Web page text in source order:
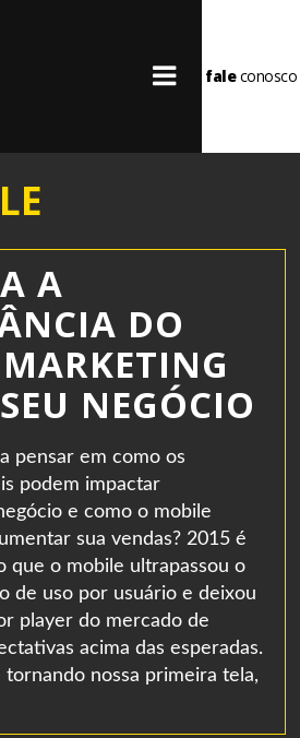
faleconosco
A
DO
NEGÓCIO
pensar em como os
podem impactar
e como o mobile
sua vendas? 2015 é
que o mobile ultrapassou o
de uso por usuário e deixou
player do mercado de
acima das esperadas.
tornando nossa primeira tela,